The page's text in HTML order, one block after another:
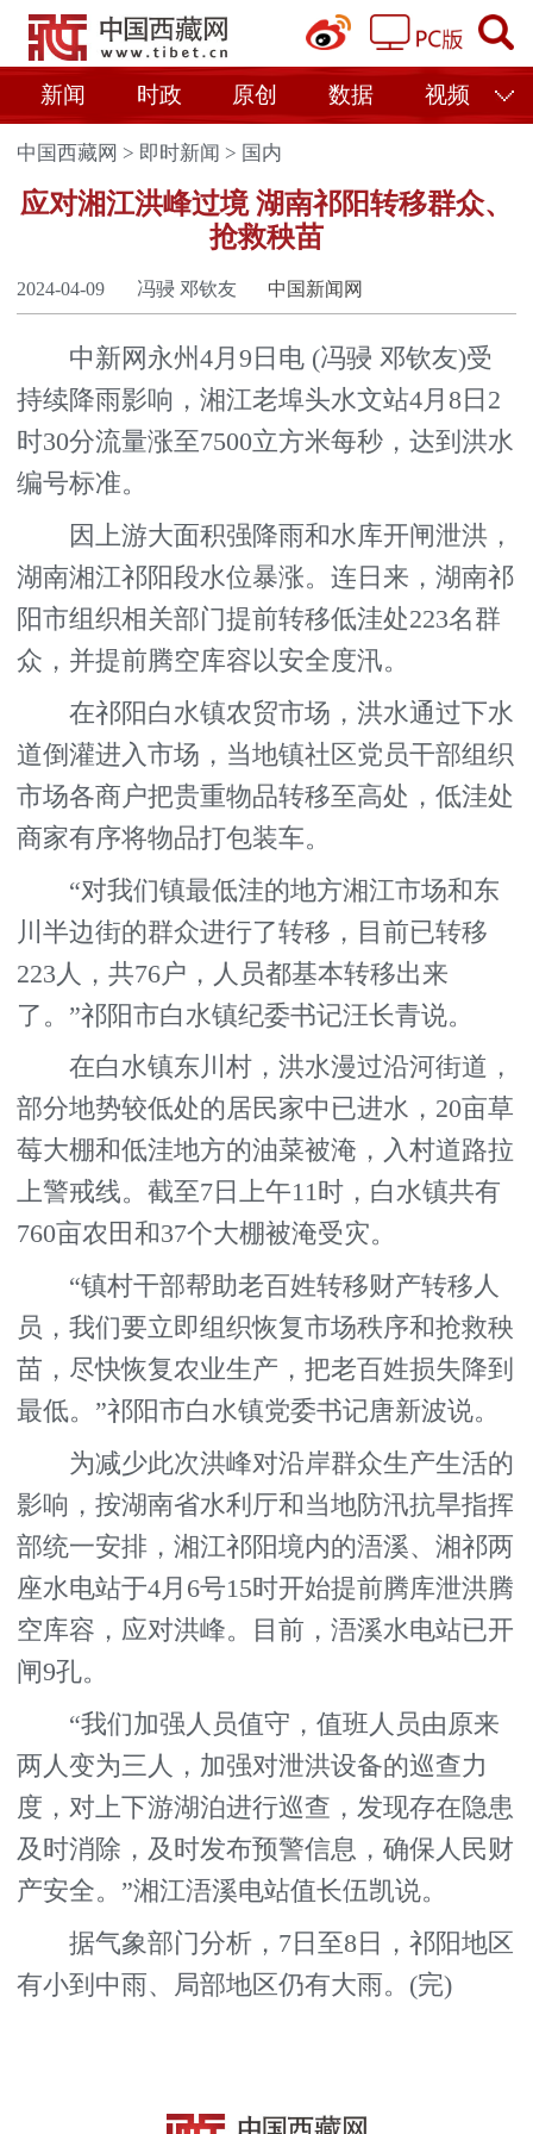
新闻 时政 原创 数据 视频
中国西藏网 > 即时新闻 > 国内
应对湘江洪峰过境 湖南祁阳转移群众、
抢救秧苗
2024-04-09 冯骎 邓钦友 中国新闻网
中新网永州4月9日电 (冯骎 邓钦友)受
持续降雨影响，湘江老埠头水文站4月8日2
时30分流量涨至7500立方米每秒，达到洪水
编号标准。
因上游大面积强降雨和水库开闸泄洪，
湖南湘江祁阳段水位暴涨。连日来，湖南祁
阳市组织相关部门提前转移低洼处223名群
众，并提前腾空库容以安全度汛。
在祁阳白水镇农贸市场，洪水通过下水
道倒灌进入市场，当地镇社区党员干部组织
市场各商户把贵重物品转移至高处，低洼处
商家有序将物品打包装车。
“对我们镇最低洼的地方湘江市场和东
川半边街的群众进行了转移，目前已转移
223人，共76户，人员都基本转移出来
了。”祁阳市白水镇纪委书记汪长青说。
在白水镇东川村，洪水漫过沿河街道，
部分地势较低处的居民家中已进水，20亩草
莓大棚和低洼地方的油菜被淹，入村道路拉
上警戒线。截至7日上午11时，白水镇共有
760亩农田和37个大棚被淹受灾。
“镇村干部帮助老百姓转移财产转移人
员，我们要立即组织恢复市场秩序和抢救秧
苗，尽快恢复农业生产，把老百姓损失降到
最低。”祁阳市白水镇党委书记唐新波说。
为减少此次洪峰对沿岸群众生产生活的
影响，按湖南省水利厅和当地防汛抗旱指挥
部统一安排，湘江祁阳境内的浯溪、湘祁两
座水电站于4月6号15时开始提前腾库泄洪腾
空库容，应对洪峰。目前，浯溪水电站已开
闸9孔。
“我们加强人员值守，值班人员由原来
两人变为三人，加强对泄洪设备的巡查力
度，对上下游湖泊进行巡查，发现存在隐患
及时消除，及时发布预警信息，确保人民财
产安全。”湘江浯溪电站值长伍凯说。
据气象部门分析，7日至8日，祁阳地区
有小到中雨、局部地区仍有大雨。(完)